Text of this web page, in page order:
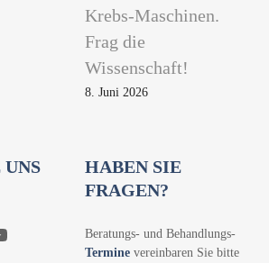
Krebs-Maschinen.
Frag die
Wissenschaft!
8. Juni 2026
HABEN SIE
FRAGEN?
Beratungs- und Behandlungs-
Termine vereinbaren Sie bitte